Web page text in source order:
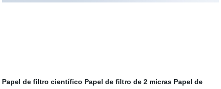
Papel de filtro científico Papel de filtro de 2 micras Papel de